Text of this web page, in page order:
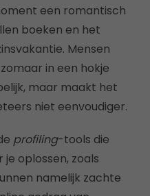
een romantisch
boeken en het
Mensen
in een hokje
maar maakt het
niet eenvoudiger.
profiling-tools die
oplossen, zoals
namelijk zachte